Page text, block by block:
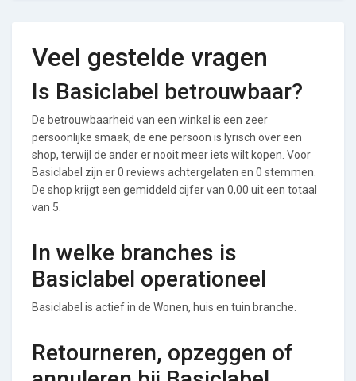
Veel gestelde vragen
Is Basiclabel betrouwbaar?
De betrouwbaarheid van een winkel is een zeer
persoonlijke smaak, de ene persoon is lyrisch over een
shop, terwijl de ander er nooit meer iets wilt kopen. Voor
Basiclabel zijn er 0 reviews achtergelaten en 0 stemmen.
De shop krijgt een gemiddeld cijfer van 0,00 uit een totaal
van 5.
In welke branches is
Basiclabel operationeel
Basiclabel is actief in de Wonen, huis en tuin branche.
Retourneren, opzeggen of